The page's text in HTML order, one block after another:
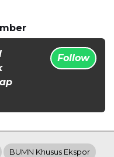
Follow
BUMN Khusus Ekspor